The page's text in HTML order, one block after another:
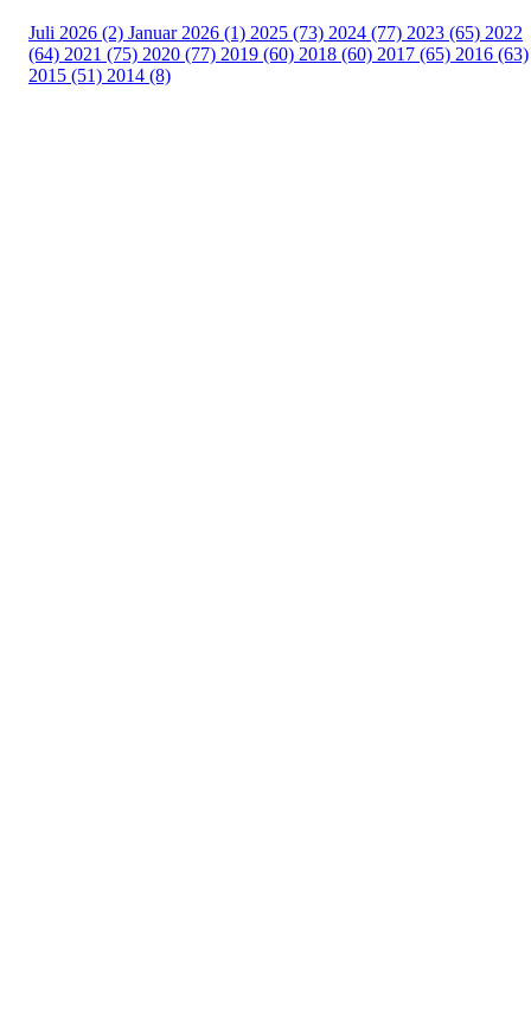
Juli 2026 (2) Januar 2026 (1) 2025 (73) 2024 (77) 2023 (65) 2022
(64) 2021 (75) 2020 (77) 2019 (60) 2018 (60) 2017 (65) 2016 (63)
2015 (51) 2014 (8)